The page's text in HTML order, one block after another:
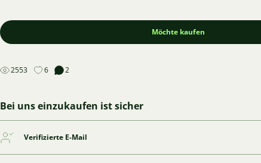
Möchte kaufen
2553 6 2
Bei uns einzukaufen ist sicher
Verifizierte E-Mail